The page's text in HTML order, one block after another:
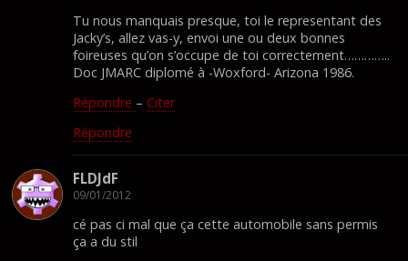
Tu nous manquais presque, toi le representant des
Jacky’s, allez vas-y, envoi une ou deux bonnes
foireuses qu’on s’occupe de toi correctement…………..
Doc JMARC diplomé à -Woxford- Arizona 1986.
Répondre – Citer
Répondre
FLDJdF
09/01/2012
cé pas ci mal que ça cette automobile sans permis
ça a du stil